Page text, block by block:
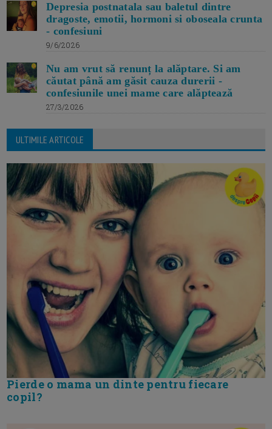
Depresia postnatala sau baletul dintre
dragoste, emotii, hormoni si oboseala crunta
- confesiuni
9/6/2026
Nu am vrut să renunț la alăptare. Si am
căutat până am găsit cauza durerii -
confesiunile unei mame care alăptează
27/3/2026
ULTIMILE ARTICOLE
Pierde o mama un dinte pentru fiecare
copil?